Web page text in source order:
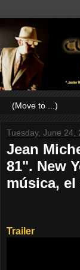
Tuesday, June 24,
Jean
81". New
música, el
Trailer